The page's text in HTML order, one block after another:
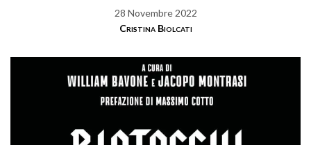
28 Novembre 2022
Cristina Biolcati